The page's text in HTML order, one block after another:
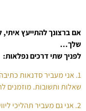
אם ברצונך להתייעץ
שלך…
לפניך שתי דרכים נפלאות:
1. אני מעביר סדנאות
שאלות ותשובות. מוזמנים
2. אני גם מעביר תהליכי